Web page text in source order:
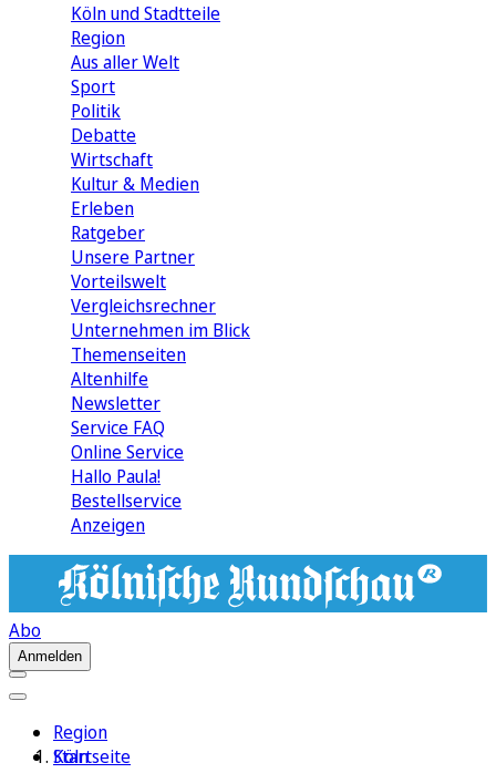
Köln und Stadtteile
Region
Aus aller Welt
Sport
Politik
Debatte
Wirtschaft
Kultur & Medien
Erleben
Ratgeber
Unsere Partner
Vorteilswelt
Vergleichsrechner
Unternehmen im Blick
Themenseiten
Altenhilfe
Newsletter
Service FAQ
Online Service
Hallo Paula!
Bestellservice
Anzeigen
Abo
Anmelden
Region
Köln
Startseite